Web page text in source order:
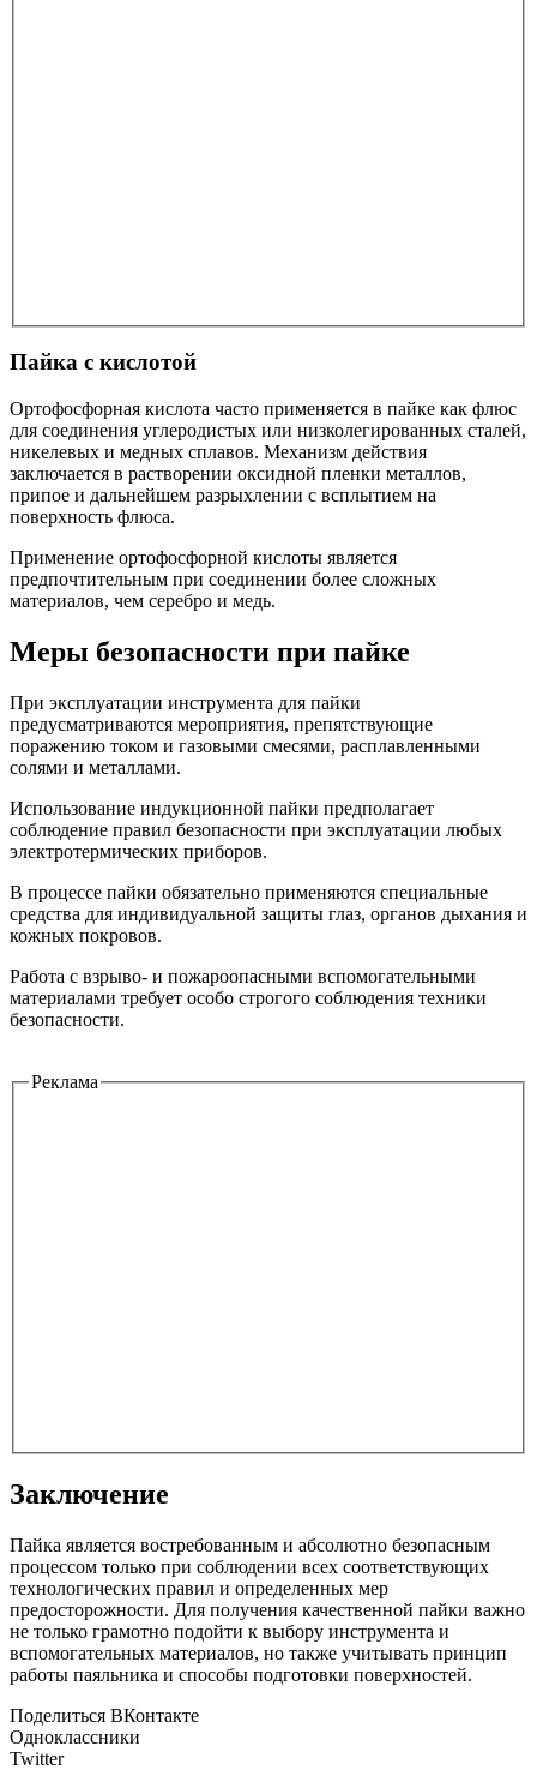
Пайка с кислотой
Ортофосфорная кислота часто применяется в пайке как флюс
для соединения углеродистых или низколегированных сталей,
никелевых и медных сплавов. Механизм действия
заключается в растворении оксидной пленки металлов,
припое и дальнейшем разрыхлении с всплытием на
поверхность флюса.
Применение ортофосфорной кислоты является
предпочтительным при соединении более сложных
материалов, чем серебро и медь.
Меры безопасности при пайке
При эксплуатации инструмента для пайки
предусматриваются мероприятия, препятствующие
поражению током и газовыми смесями, расплавленными
солями и металлами.
Использование индукционной пайки предполагает
соблюдение правил безопасности при эксплуатации любых
электротермических приборов.
В процессе пайки обязательно применяются специальные
средства для индивидуальной защиты глаз, органов дыхания и
кожных покровов.
Работа с взрыво- и пожароопасными вспомогательными
материалами требует особо строгого соблюдения техники
безопасности.
Реклама
Заключение
Пайка является востребованным и абсолютно безопасным
процессом только при соблюдении всех соответствующих
технологических правил и определенных мер
предосторожности. Для получения качественной пайки важно
не только грамотно подойти к выбору инструмента и
вспомогательных материалов, но также учитывать принцип
работы паяльника и способы подготовки поверхностей.
Поделиться ВКонтакте
Одноклассники
Twitter